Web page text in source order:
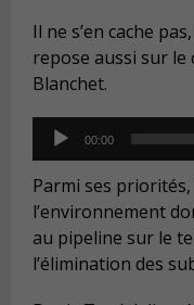
Il ne s’en cache
repose aussi sur le
Blanchet.
Audio
Player
00:00
Parmi ses
l’environnement
au pipeline sur le
l’élimination des